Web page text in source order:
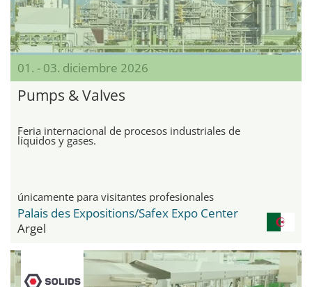
01. - 03. diciembre 2026
Pumps & Valves
Feria internacional de procesos industriales de
líquidos y gases.
únicamente para visitantes profesionales
Palais des Expositions/Safex Expo Center
Argel